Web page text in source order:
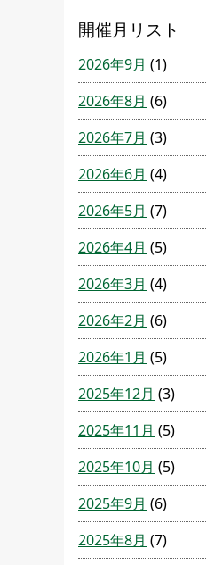
開催月リスト
2026年9月 (1)
2026年8月 (6)
2026年7月 (3)
2026年6月 (4)
2026年5月 (7)
2026年4月 (5)
2026年3月 (4)
2026年2月 (6)
2026年1月 (5)
2025年12月 (3)
2025年11月 (5)
2025年10月 (5)
2025年9月 (6)
2025年8月 (7)